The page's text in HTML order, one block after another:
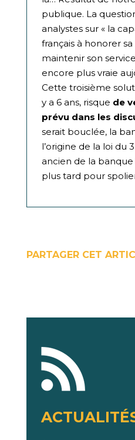
publique. La
analystes sur « la
français à honorer
maintenir son
encore plus vraie
Cette troisième
y a 6 ans, risque de
prévu dans les
serait bouclée, la
l’origine de la loi du
ancien de la
plus tard pour
PARTAGER CET